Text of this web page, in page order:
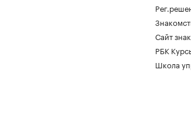
Сайт
РБК
Школа